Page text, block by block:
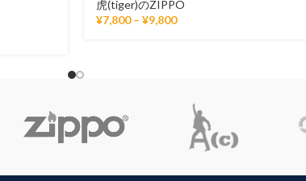
虎(tiger)のZIPPO
¥7,800 – ¥9,800